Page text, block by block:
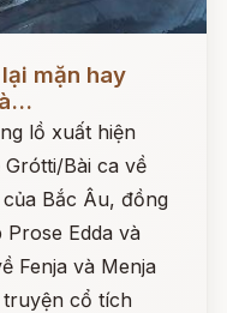
mặn hay
lồ xuất hiện
Bài ca về
Bắc Âu, đồng
Edda và
Fenja và Menja
cổ tích